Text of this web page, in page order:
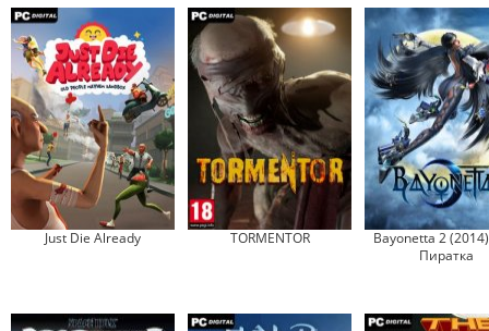
Just Die Already TORMENTOR
Bayonetta 2
Пиратка